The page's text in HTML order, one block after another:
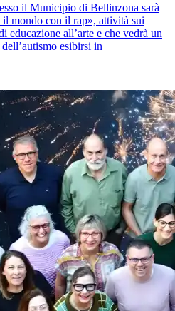
il Municipio di Bellinzona sarà
il mondo con il rap», attività sui
educazione all’arte e che vedrà un
esibirsi in